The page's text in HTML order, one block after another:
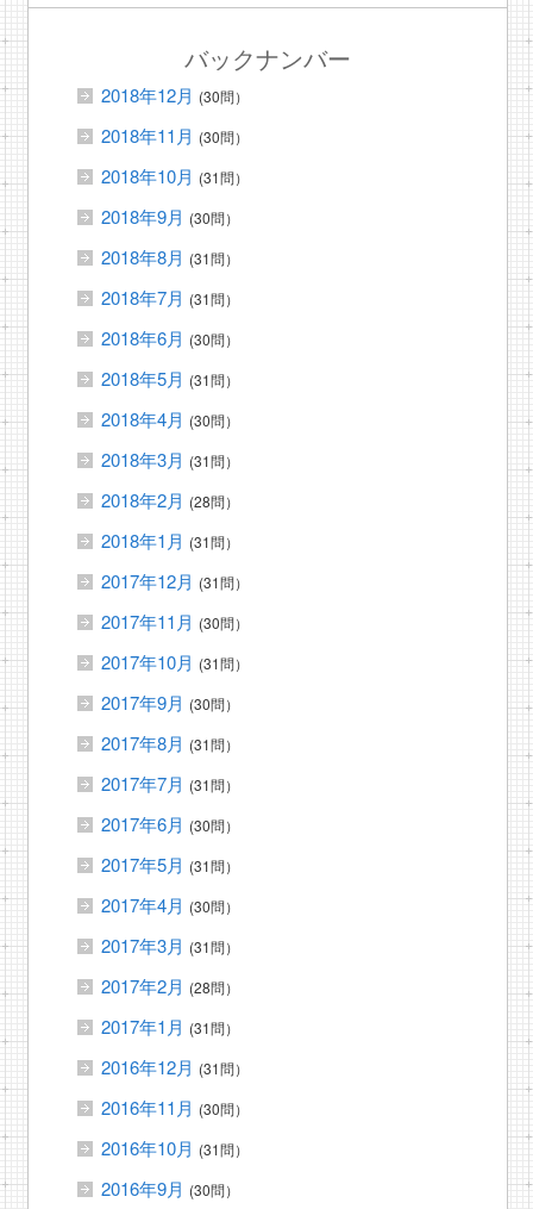
バックナンバー
2018年12月 (30問）
2018年11月 (30問）
2018年10月 (31問）
2018年9月 (30問）
2018年8月 (31問）
2018年7月 (31問）
2018年6月 (30問）
2018年5月 (31問）
2018年4月 (30問）
2018年3月 (31問）
2018年2月 (28問）
2018年1月 (31問）
2017年12月 (31問）
2017年11月 (30問）
2017年10月 (31問）
2017年9月 (30問）
2017年8月 (31問）
2017年7月 (31問）
2017年6月 (30問）
2017年5月 (31問）
2017年4月 (30問）
2017年3月 (31問）
2017年2月 (28問）
2017年1月 (31問）
2016年12月 (31問）
2016年11月 (30問）
2016年10月 (31問）
2016年9月 (30問）